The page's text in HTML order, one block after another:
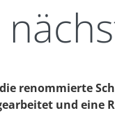
renommierte
und eine